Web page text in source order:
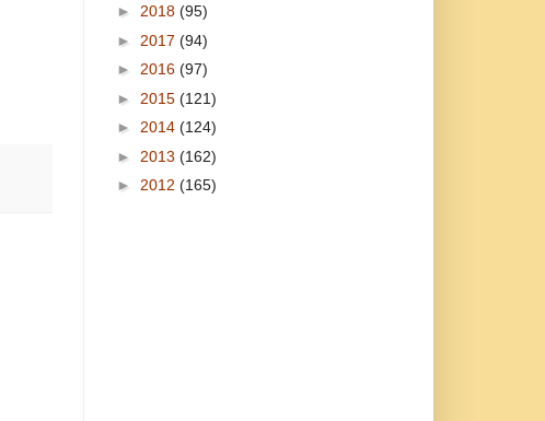
► 2018 (95)
► 2017 (94)
► 2016 (97)
► 2015 (121)
► 2014 (124)
► 2013 (162)
► 2012 (165)